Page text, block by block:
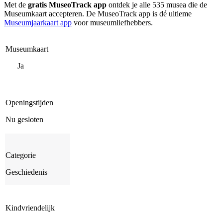
Met de gratis MuseoTrack app ontdek je alle 535 musea die de
Museumkaart accepteren. De MuseoTrack app is dé ultieme
Museumjaarkaart app voor museumliefhebbers.
Museumkaart
Ja
Openingstijden
Nu gesloten
Categorie
Geschiedenis
Kindvriendelijk